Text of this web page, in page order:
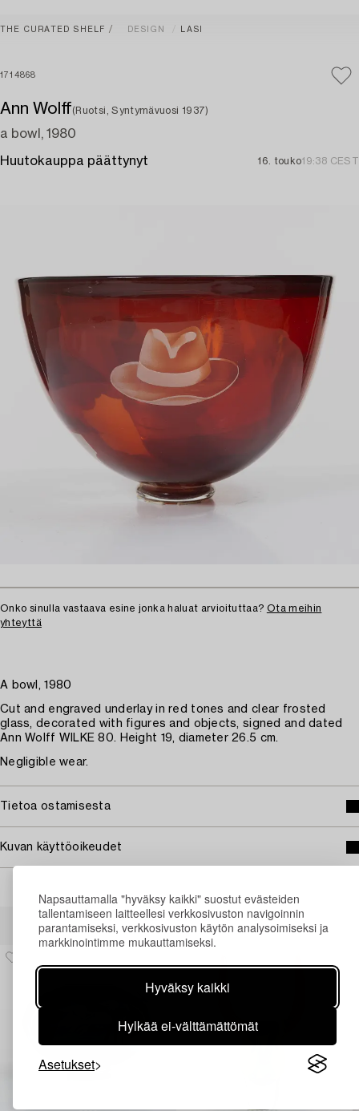
Napsauttamalla "hyväksy kaikki" suostut evästeiden
tallentamiseen laitteellesi verkkosivuston navigoinnin
parantamiseksi, verkkosivuston käytön analysoimiseksi ja
markkinointimme mukauttamiseksi.
Hyväksy kaikki
Hylkää ei-välttämättömät
Asetukset
THE CURATED SHELF DESIGN LASI
1714868
Ann Wolff(Ruotsi, Syntymävuosi 1937)
a bowl, 1980
Huutokauppa päättynyt 16. touko19:38 CEST
Onko sinulla vastaava esine jonka haluat arvioituttaa? Ota meihin
yhteyttä
A bowl, 1980
Cut and engraved underlay in red tones and clear frosted
glass, decorated with figures and objects, signed and dated
Ann Wolff WILKE 80. Height 19, diameter 26.5 cm.
Negligible wear.
Tietoa ostamisesta
Kuvan käyttöoikeudet
Muiden katsomia kohteita